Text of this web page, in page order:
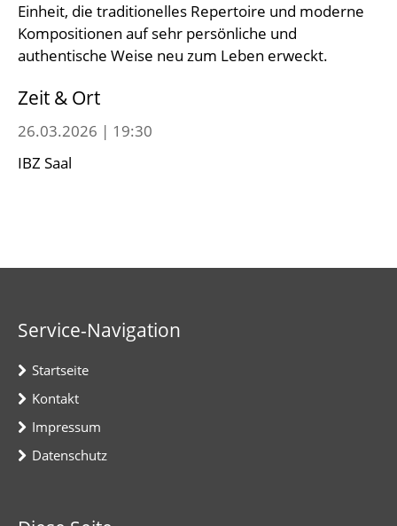
Einheit, die traditionelles Repertoire und moderne
Kompositionen auf sehr persönliche und
authentische Weise neu zum Leben erweckt.
Zeit & Ort
26.03.2026 | 19:30
IBZ Saal
Service-Navigation
Startseite
Kontakt
Impressum
Datenschutz